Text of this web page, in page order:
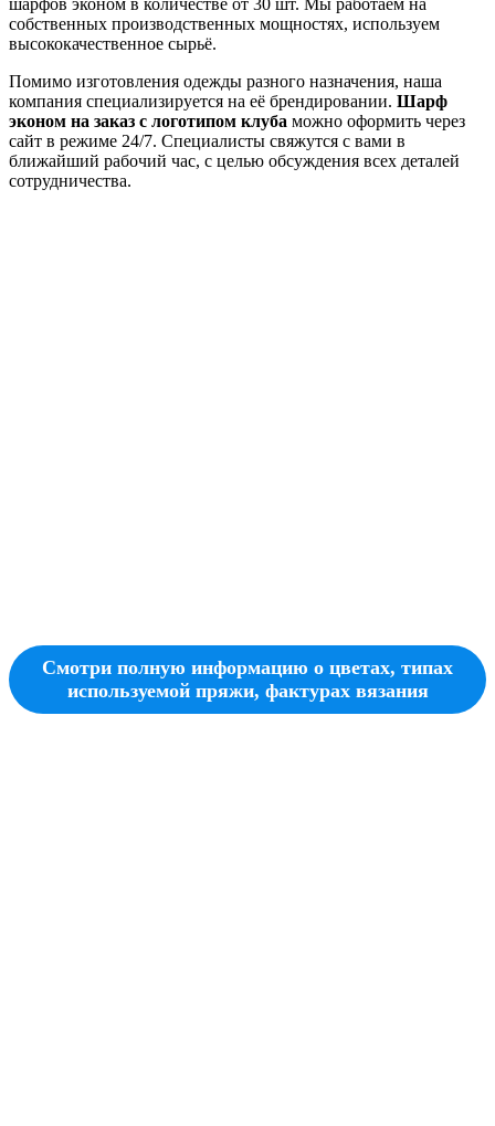
шарфов эконом в количестве от 30 шт. Мы работаем на
собственных производственных мощностях, используем
высококачественное сырьё.
Помимо изготовления одежды разного назначения, наша
компания специализируется на её брендировании. Шарф
эконом на заказ с логотипом клуба можно оформить через
сайт в режиме 24/7. Специалисты свяжутся с вами в
ближайший рабочий час, с целью обсуждения всех деталей
сотрудничества.
Смотри полную информацию о цветах, типах
используемой пряжи, фактурах вязания